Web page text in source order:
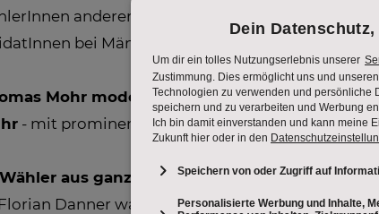
anderer Parteien überzeugt werden?
bei Männern und Frauen, Jungen und
Mohr moderiert die Analysen.
- mit prominenten Gästen wie u.a. Rudi Fußi,
aus ganz Österreich kommen zu Wort:
Danner wandert ab Mitte September